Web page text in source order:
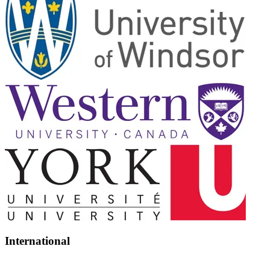
International